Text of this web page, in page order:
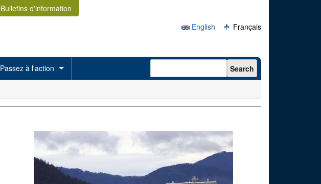
Bulletins d'information
English
Français
Passez à l'action Search form Search